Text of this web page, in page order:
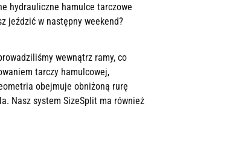
hydrauliczne hamulce tarczowe
jeździć w następny weekend?
wewnątrz ramy, co
tarczy hamulcowej,
obejmuje obniżoną rurę
Nasz system SizeSplit ma również